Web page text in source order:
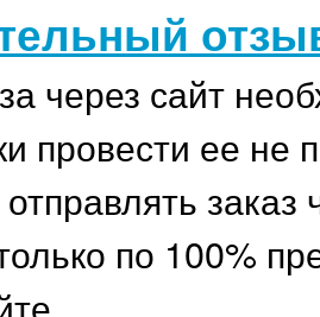
через сайт
провести ее не
заказ
по 100%